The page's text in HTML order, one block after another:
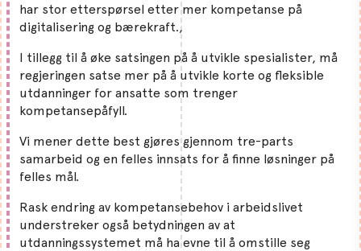
har stor etterspørsel etter mer kompetanse på
digitalisering og bærekraft.,
I tillegg til å øke satsingen på å utvikle spesialister, må
regjeringen satse mer på å utvikle korte og fleksible
utdanninger for ansatte som trenger
kompetansepåfyll.
Vi mener dette best gjøres gjennom tre-parts
samarbeid og en felles innsats for å finne løsninger på
felles mål.
Rask endring av kompetansebehov i arbeidslivet
understreker også betydningen av at
utdanningssystemet må ha evne til å omstille seg